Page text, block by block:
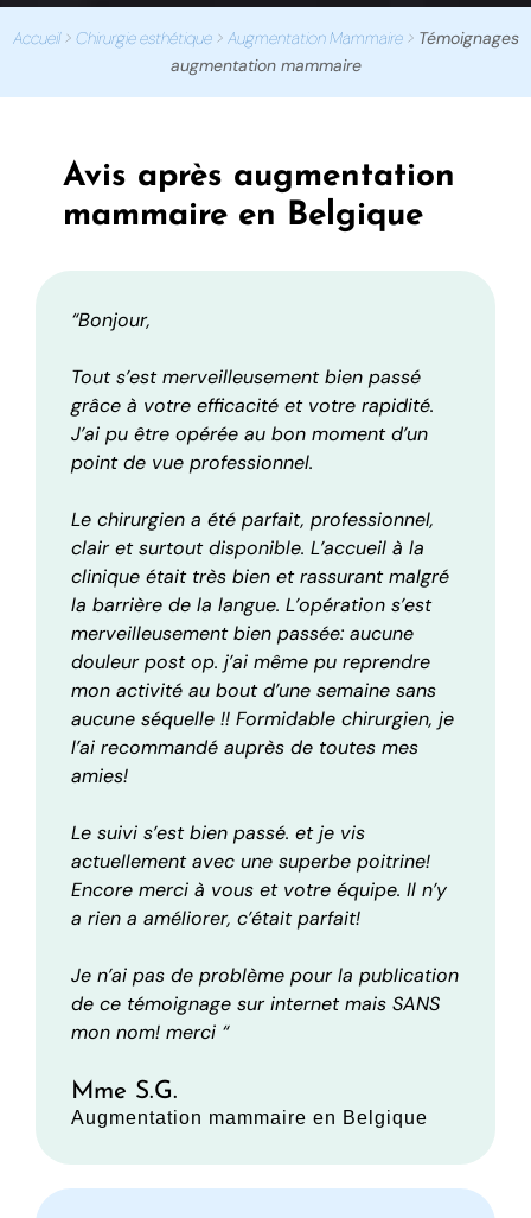
Accueil> Chirurgie esthétique> Augmentation Mammaire> Témoignages
augmentation mammaire
Avis après augmentation
mammaire en Belgique
“Bonjour,
Tout s’est merveilleusement bien passé
grâce à votre efficacité et votre rapidité.
J’ai pu être opérée au bon moment d’un
point de vue professionnel.
Le chirurgien a été parfait, professionnel,
clair et surtout disponible. L’accueil à la
clinique était très bien et rassurant malgré
la barrière de la langue. L’opération s’est
merveilleusement bien passée: aucune
douleur post op. j’ai même pu reprendre
mon activité au bout d’une semaine sans
aucune séquelle !! Formidable chirurgien, je
l’ai recommandé auprès de toutes mes
amies!
Le suivi s’est bien passé. et je vis
actuellement avec une superbe poitrine!
Encore merci à vous et votre équipe. Il n’y
a rien a améliorer, c’était parfait!
Je n’ai pas de problème pour la publication
de ce témoignage sur internet mais SANS
mon nom! merci “
Mme S.G.
Augmentation mammaire en Belgique